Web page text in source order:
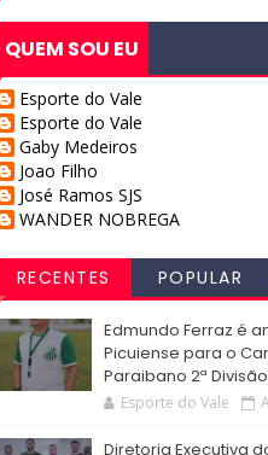
QUEM SOU EU
Esporte do Vale
Esporte do Vale
Gaby Medeiros
Joao Filho
José Ramos SJS
WANDER NOBREGA
RECENTES POPULAR
Edmundo Ferraz é
Picuiense para o
Paraibano 2ª Divisão
Esporte do Vale
Diretoria Executiva